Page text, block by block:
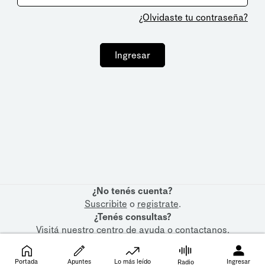
¿Olvidaste tu contraseña?
Ingresar
¿No tenés cuenta?
Suscribite o registrate.
¿Tenés consultas?
Visitá nuestrocentro de ayudaocontactanos.
Portada Apuntes Lo más leído Radio Ingresar